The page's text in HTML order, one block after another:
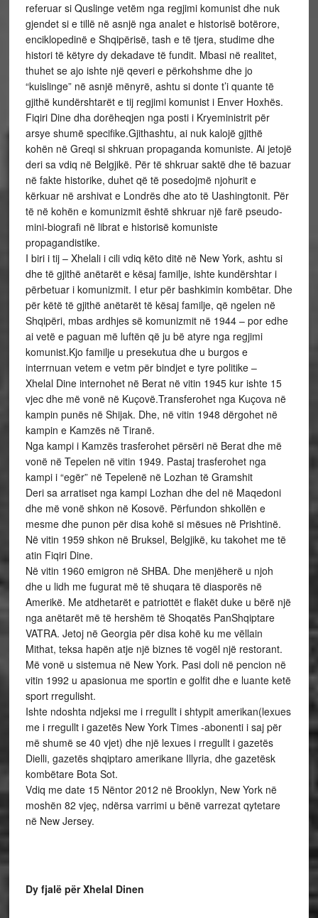
referuar si Quslinge vetëm nga regjimi komunist dhe nuk
gjendet si e tillë në asnjë nga analet e historisë botërore,
enciklopedinë e Shqipërisë, tash e të tjera, studime dhe
histori të këtyre dy dekadave të fundit. Mbasi në realitet,
thuhet se ajo ishte një qeveri e përkohshme dhe jo
“kuislinge” në asnjë mënyrë, ashtu si donte t’i quante të
gjithë kundërshtarët e tij regjimi komunist i Enver Hoxhës.
Fiqiri Dine dha dorëheqjen nga posti i Kryeministrit për
arsye shumë specifike.Gjithashtu, ai nuk kalojë gjithë
kohën në Greqi si shkruan propaganda komuniste. Ai jetojë
deri sa vdiq në Belgjikë. Për të shkruar saktë dhe të bazuar
në fakte historike, duhet që të posedojmë njohurit e
kërkuar në arshivat e Londrës dhe ato të Uashingtonit. Për
të në kohën e komunizmit është shkruar një farë pseudo-
mini-biografi në librat e historisë komuniste
propagandistike.
I biri i tij – Xhelali i cili vdiq këto ditë në New York, ashtu si
dhe të gjithë anëtarët e kësaj familje, ishte kundërshtar i
përbetuar i komunizmit. I etur për bashkimin kombëtar. Dhe
për këtë të gjithë anëtarët të kësaj familje, që ngelen në
Shqipëri, mbas ardhjes së komunizmit në 1944 – por edhe
ai vetë e paguan më luftën që ju bë atyre nga regjimi
komunist.Kjo familje u presekutua dhe u burgos e
interrnuan vetem e vetm për bindjet e tyre politike –
Xhelal Dine internohet në Berat në vitin 1945 kur ishte 15
vjec dhe më vonë në Kuçovë.Transferohet nga Kuçova në
kampin punës në Shijak. Dhe, në vitin 1948 dërgohet në
kampin e Kamzës në Tiranë.
Nga kampi i Kamzës trasferohet përsëri në Berat dhe më
vonë në Tepelen në vitin 1949. Pastaj trasferohet nga
kampi i “egër” në Tepelenë në Lozhan të Gramshit
Deri sa arratiset nga kampi Lozhan dhe del në Maqedoni
dhe më vonë shkon në Kosovë. Përfundon shkollën e
mesme dhe punon për disa kohë si mësues në Prishtinë.
Në vitin 1959 shkon në Bruksel, Belgjikë, ku takohet me të
atin Fiqiri Dine.
Në vitin 1960 emigron në SHBA. Dhe menjëherë u njoh
dhe u lidh me fugurat më të shuqara të diasporës në
Amerikë. Me atdhetarët e patriottët e flakët duke u bërë një
nga anëtarët më të hershëm të Shoqatës PanShqiptare
VATRA. Jetoj në Georgia për disa kohë ku me vëllain
Mithat, teksa hapën atje një biznes të vogël një restorant.
Më vonë u sistemua në New York. Pasi doli në pencion në
vitin 1992 u apasionua me sportin e golfit dhe e luante ketë
sport rregulisht.
Ishte ndoshta ndjeksi me i rregullt i shtypit amerikan(lexues
me i rregullt i gazetës New York Times -abonenti i saj për
më shumë se 40 vjet) dhe një lexues i rregullt i gazetës
Dielli, gazetës shqiptaro amerikane Illyria, dhe gazetësk
kombëtare Bota Sot.
Vdiq me date 15 Nëntor 2012 në Brooklyn, New York në
moshën 82 vjeç, ndërsa varrimi u bënë varrezat qytetare
në New Jersey.
Dy fjalë për Xhelal Dinen